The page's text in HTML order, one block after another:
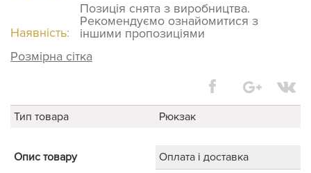
Наявність:
Позиція снята з виробництва.
Рекомендуємо ознайомитися з
іншими пропозиціями
Розмірна сітка
Тип товара Рюкзак
Опис товару
Оплата і доставка